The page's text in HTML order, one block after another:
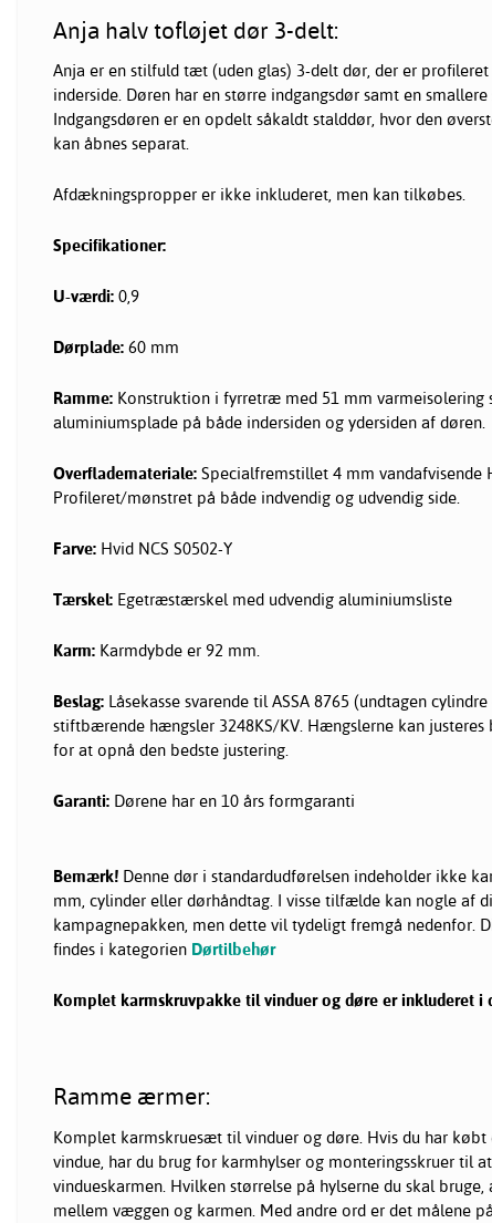
Anja halv tofløjet dør 3-delt:
Anja er en stilfuld tæt (uden glas) 3-delt dør, der er
inderside. Døren har en større indgangsdør samt en
Indgangsdøren er en opdelt såkaldt stalddør, hvor den
kan åbnes separat.
Afdækningspropper er ikke inkluderet, men kan tilkøbes.
Specifikationer:
U-værdi: 0,9
Dørplade: 60 mm
Ramme: Konstruktion i fyrretræ med 51 mm varmeisolering
aluminiumsplade på både indersiden og ydersiden af døren.
Overflademateriale: Specialfremstillet 4 mm vandafvisende
Profileret/mønstret på både indvendig og udvendig side.
Farve: Hvid NCS S0502-Y
Tærskel: Egetræstærskel med udvendig aluminiumsliste
Karm: Karmdybde er 92 mm.
Beslag: Låsekasse svarende til ASSA 8765 (undtagen
stiftbærende hængsler 3248KS/KV. Hængslerne kan
for at opnå den bedste justering.
Garanti: Dørene har en 10 års formgaranti
Bemærk! Denne dør i standardudførelsen indeholder ikke
mm, cylinder eller dørhåndtag. I visse tilfælde kan nogle af
kampagnepakken, men dette vil tydeligt fremgå nedenfor.
findes i kategorien Dørtilbehør
Komplet karmskruvpakke til vinduer og døre er inkluderet i
Ramme ærmer:
Komplet karmskruesæt til vinduer og døre. Hvis du har købt
vindue, har du brug for karmhylser og monteringsskruer til
vindueskarmen. Hvilken størrelse på hylserne du skal
mellem væggen og karmen. Med andre ord er det målene